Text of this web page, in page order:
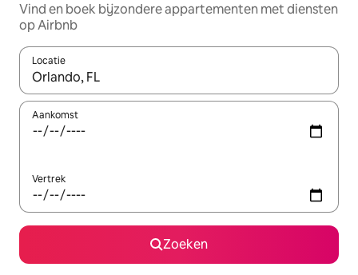
Vind en boek bijzondere appartementen met diensten
op Airbnb
Locatie
Wanneer er resultaten beschikbaar zijn, maak je een keuze
Aankomst
Vertrek
Zoeken